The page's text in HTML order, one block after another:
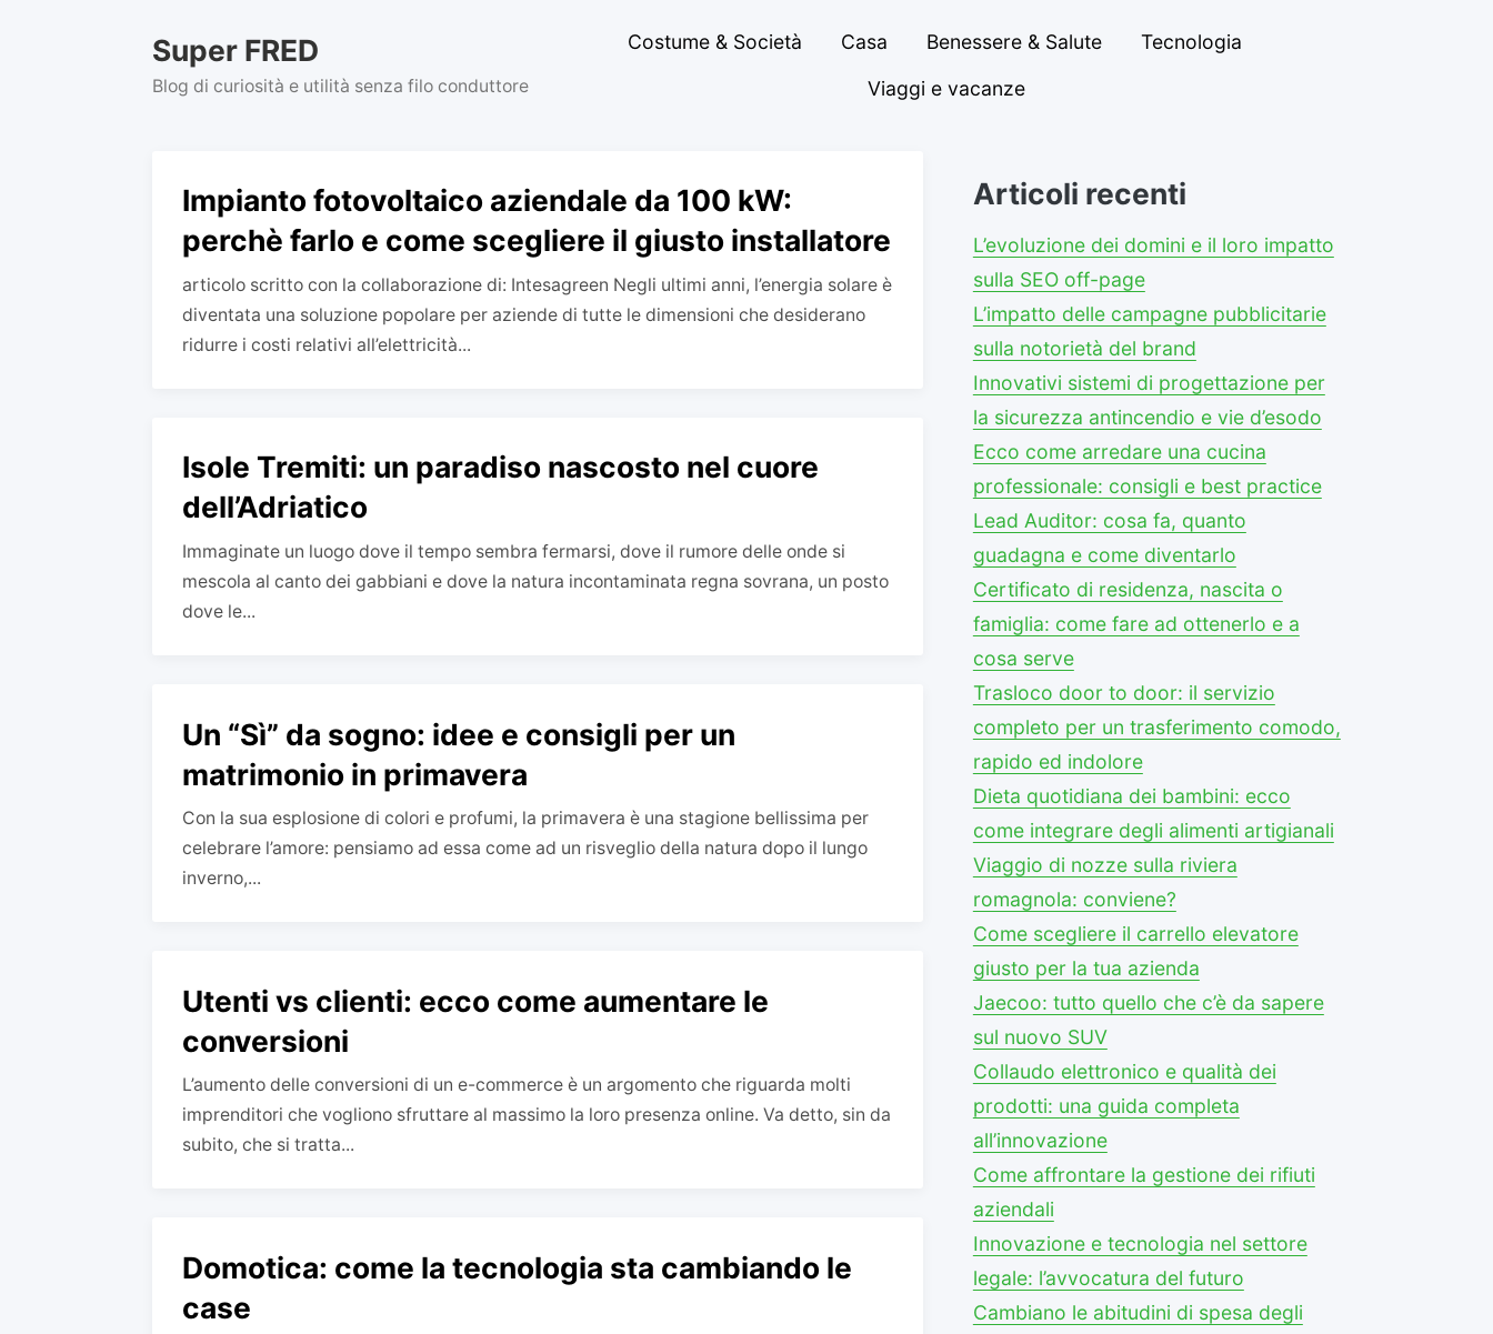
content
Super FRED
Blog di curiosità e utilità senza filo conduttore
Costume & Società Casa Benessere & Salute
Tecnologia
Viaggi e vacanze
Impianto fotovoltaico aziendale da 100 kW:
perchè farlo e come scegliere il giusto installatore
articolo scritto con la collaborazione di: Intesagreen Negli ultimi anni, l’energia solare è
diventata una soluzione popolare per aziende di tutte le dimensioni che desiderano
ridurre i costi relativi all’elettricità...
Isole Tremiti: un paradiso nascosto nel cuore
dell’Adriatico
Immaginate un luogo dove il tempo sembra fermarsi, dove il rumore delle onde si
mescola al canto dei gabbiani e dove la natura incontaminata regna sovrana, un posto
dove le...
Un “Sì” da sogno: idee e consigli per un
matrimonio in primavera
Con la sua esplosione di colori e profumi, la primavera è una stagione bellissima per
celebrare l’amore: pensiamo ad essa come ad un risveglio della natura dopo il lungo
inverno,...
Utenti vs clienti: ecco come aumentare le
conversioni
L’aumento delle conversioni di un e-commerce è un argomento che riguarda molti
imprenditori che vogliono sfruttare al massimo la loro presenza online. Va detto, sin da
subito, che si tratta...
Domotica: come la tecnologia sta cambiando le
case
Articoli recenti
L’evoluzione dei domini e il loro impatto
sulla SEO off-page
L’impatto delle campagne pubblicitarie
sulla notorietà del brand
Innovativi sistemi di progettazione per
la sicurezza antincendio e vie d’esodo
Ecco come arredare una cucina
professionale: consigli e best practice
Lead Auditor: cosa fa, quanto
guadagna e come diventarlo
Certificato di residenza, nascita o
famiglia: come fare ad ottenerlo e a
cosa serve
Trasloco door to door: il servizio
completo per un trasferimento comodo,
rapido ed indolore
Dieta quotidiana dei bambini: ecco
come integrare degli alimenti artigianali
Viaggio di nozze sulla riviera
romagnola: conviene?
Come scegliere il carrello elevatore
giusto per la tua azienda
Jaecoo: tutto quello che c’è da sapere
sul nuovo SUV
Collaudo elettronico e qualità dei
prodotti: una guida completa
all’innovazione
Come affrontare la gestione dei rifiuti
aziendali
Innovazione e tecnologia nel settore
legale: l’avvocatura del futuro
Cambiano le abitudini di spesa degli